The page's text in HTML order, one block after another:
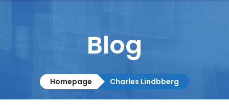
Columnistas
Contacto
Blog
Homepage Charles Lindbberg